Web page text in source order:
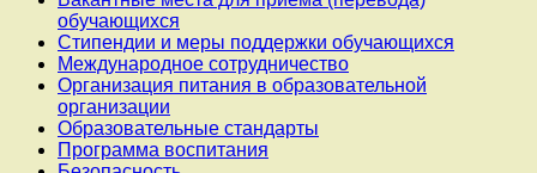
обучающихся
Стипендии и меры поддержки обучающихся
Международное сотрудничество
Организация питания в образовательной
организации
Образовательные стандарты
Программа воспитания